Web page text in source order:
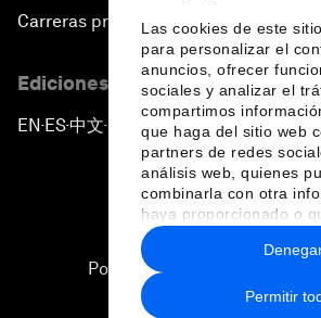
Las cookies de este
para personalizar el
anuncios, ofrecer
sociales y analizar el
compartimos
que haga del sitio web
partners de redes
análisis web, quienes
combinarla con otra
haya proporcionado o
recopilado a partir del
hecho de sus servicios.
Permitir
Carreras profesionales
Ediciones en otros idiomas
EN ▪ ES▪中文▪ 日本語
Política de privacidad y